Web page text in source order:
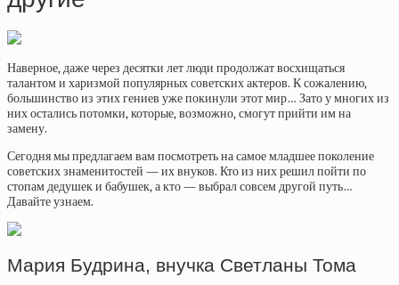
Наверное, даже через десятки лет люди продолжат восхищаться
талантом и харизмой популярных советских актеров. К сожалению,
большинство из этих гениев уже покинули этот мир… Зато у многих из
них остались потомки, которые, возможно, смогут прийти им на
замену.
Сегодня мы предлагаем вам посмотреть на самое младшее поколение
советских знаменитостей — их внуков. Кто из них решил пойти по
стопам дедушек и бабушек, а кто — выбрал совсем другой путь…
Давайте узнаем.
Мария Будрина, внучка Светланы Тома